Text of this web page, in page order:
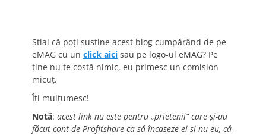
Știai că poți susține acest blog cumpărând de pe
eMAG cu un click aici sau pe logo-ul eMAG? Pe
tine nu te costă nimic, eu primesc un comision
micuț.
Îți mulțumesc!
Notă: acest link nu este pentru „prietenii” care și-au
făcut cont de Profitshare ca să încaseze ei și nu eu, că-